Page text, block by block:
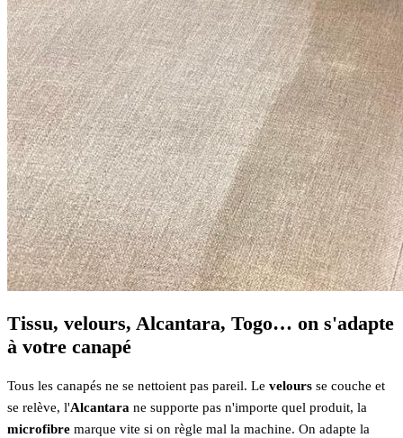
Tissu, velours, Alcantara, Togo… on s'adapte
à votre canapé
Tous les canapés ne se nettoient pas pareil. Le velours se couche et
se relève, l'Alcantara ne supporte pas n'importe quel produit, la
microfibre marque vite si on règle mal la machine. On adapte la